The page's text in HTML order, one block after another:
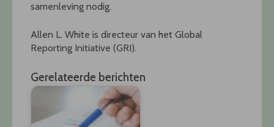
samenleving nodig.
Allen L. White is directeur van het Global
Reporting Initiative (GRI).
Gerelateerde berichten